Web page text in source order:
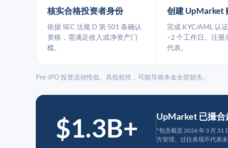
核实合格投资者身份
依据 SEC 法规 D 第 501 条确认
资格，需满足收入或净资产门
槛。
创建 UpMarket
完成 KYC/AML 认
–2 个工作日。注册
代表。
Pre-IPO 投资流动性低、具投机性，可能导致本金全部损失。
$1.3B+ UpMarket 已撮合
*包含截至 2026 年 3 月
方管理。过往表现不代表未